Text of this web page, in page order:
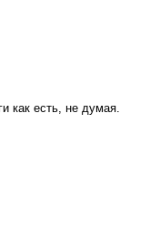
как есть, не думая.